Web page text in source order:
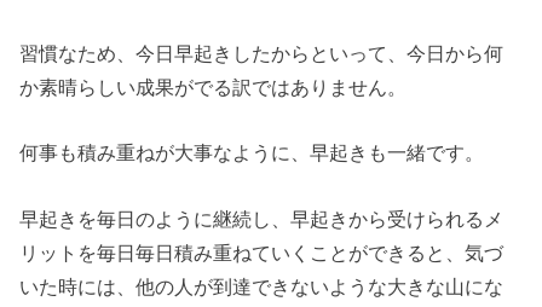
習慣なため、今日早起きしたからといって、今日から何
か素晴らしい成果がでる訳ではありません。
何事も積み重ねが大事なように、早起きも一緒です。
早起きを毎日のように継続し、早起きから受けられるメ
リットを毎日毎日積み重ねていくことができると、気づ
いた時には、他の人が到達できないような大きな山にな